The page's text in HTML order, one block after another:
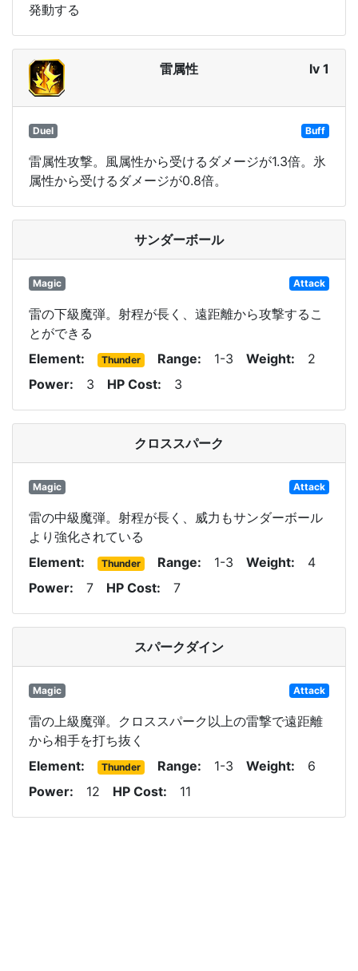
発動する
雷属性 lv 1
Duel Buff
雷属性攻撃。風属性から受けるダメージが1.3倍。氷
属性から受けるダメージが0.8倍。
サンダーボール
Magic Attack
雷の下級魔弾。射程が長く、遠距離から攻撃するこ
とができる
Element
Thunder Range 1-3 Weight
2
Power
3 HP Cost 3
クロススパーク
Magic Attack
雷の中級魔弾。射程が長く、威力もサンダーボール
より強化されている
Element
Thunder Range 1-3 Weight
4
Power
7 HP Cost 7
スパークダイン
Magic Attack
雷の上級魔弾。クロススパーク以上の雷撃で遠距離
から相手を打ち抜く
Element
Thunder Range 1-3 Weight
6
Power
12 HP Cost 11